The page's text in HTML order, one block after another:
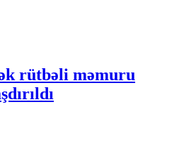
rütbəli məmuru